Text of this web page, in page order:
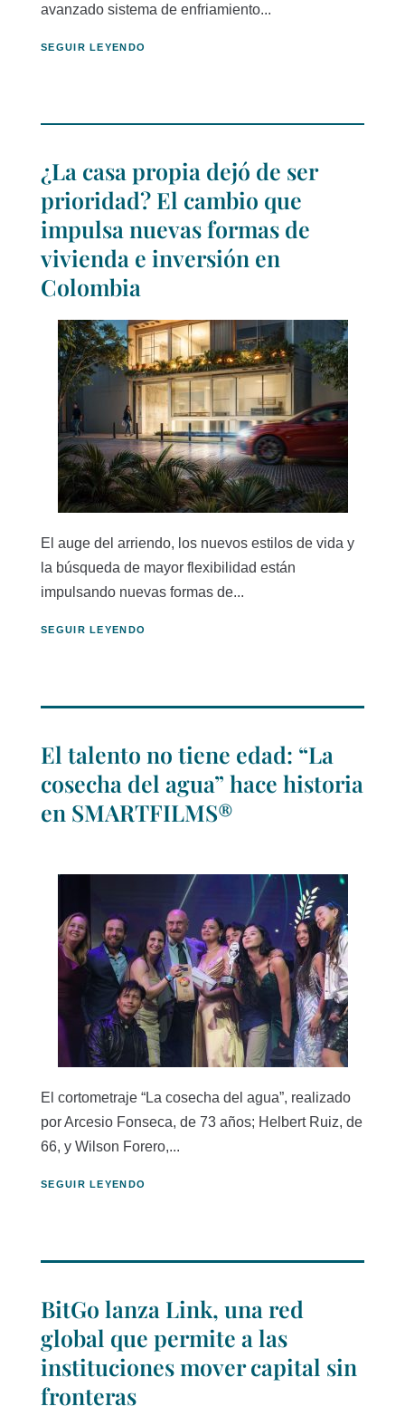
avanzado sistema de enfriamiento...
SEGUIR LEYENDO
¿La casa propia dejó de ser
prioridad? El cambio que
impulsa nuevas formas de
vivienda e inversión en
Colombia
El auge del arriendo, los nuevos estilos de vida y
la búsqueda de mayor flexibilidad están
impulsando nuevas formas de...
SEGUIR LEYENDO
El talento no tiene edad: “La
cosecha del agua” hace historia
en SMARTFILMS®
El cortometraje “La cosecha del agua”, realizado
por Arcesio Fonseca, de 73 años; Helbert Ruiz, de
66, y Wilson Forero,...
SEGUIR LEYENDO
BitGo lanza Link, una red
global que permite a las
instituciones mover capital sin
fronteras